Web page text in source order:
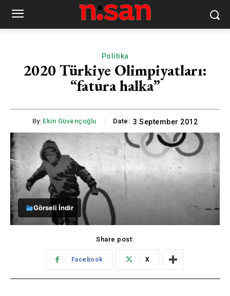
Politika
2020 Türkiye Olimpiyatları:
“fatura halka”
By: Ekin Güvençoğlu Date: 3 September 2012
Görseli İndir
Share post:
Facebook X